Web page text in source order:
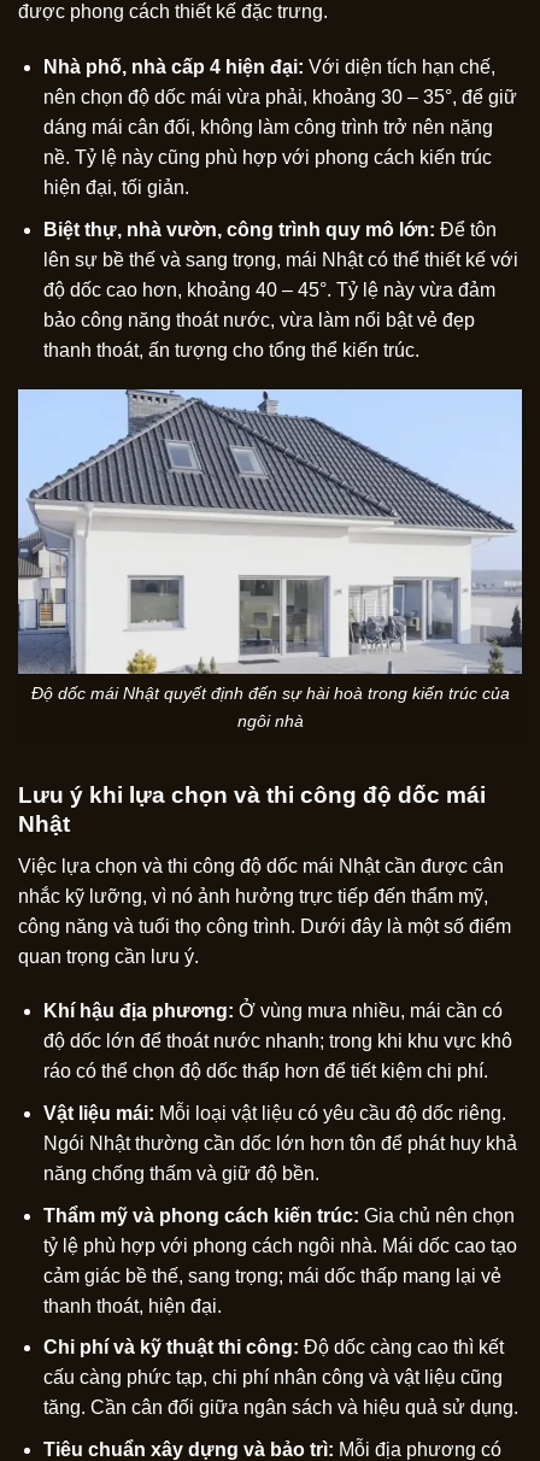
được phong cách thiết kế đặc trưng.
Nhà phố, nhà cấp 4 hiện đại: Với diện tích hạn chế,
nên chọn độ dốc mái vừa phải, khoảng 30 – 35°, để giữ
dáng mái cân đối, không làm công trình trở nên nặng
nề. Tỷ lệ này cũng phù hợp với phong cách kiến trúc
hiện đại, tối giản.
Biệt thự, nhà vườn, công trình quy mô lớn: Để tôn
lên sự bề thế và sang trọng, mái Nhật có thể thiết kế với
độ dốc cao hơn, khoảng 40 – 45°. Tỷ lệ này vừa đảm
bảo công năng thoát nước, vừa làm nổi bật vẻ đẹp
thanh thoát, ấn tượng cho tổng thể kiến trúc.
Độ dốc mái Nhật quyết định đến sự hài hoà trong kiến trúc của
ngôi nhà
Lưu ý khi lựa chọn và thi công độ dốc mái
Nhật
Việc lựa chọn và thi công độ dốc mái Nhật cần được cân
nhắc kỹ lưỡng, vì nó ảnh hưởng trực tiếp đến thẩm mỹ,
công năng và tuổi thọ công trình. Dưới đây là một số điểm
quan trọng cần lưu ý.
Khí hậu địa phương: Ở vùng mưa nhiều, mái cần có
độ dốc lớn để thoát nước nhanh; trong khi khu vực khô
ráo có thể chọn độ dốc thấp hơn để tiết kiệm chi phí.
Vật liệu mái: Mỗi loại vật liệu có yêu cầu độ dốc riêng.
Ngói Nhật thường cần dốc lớn hơn tôn để phát huy khả
năng chống thấm và giữ độ bền.
Thẩm mỹ và phong cách kiến trúc: Gia chủ nên chọn
tỷ lệ phù hợp với phong cách ngôi nhà. Mái dốc cao tạo
cảm giác bề thế, sang trọng; mái dốc thấp mang lại vẻ
thanh thoát, hiện đại.
Chi phí và kỹ thuật thi công: Độ dốc càng cao thì kết
cấu càng phức tạp, chi phí nhân công và vật liệu cũng
tăng. Cần cân đối giữa ngân sách và hiệu quả sử dụng.
Tiêu chuẩn xây dựng và bảo trì: Mỗi địa phương có